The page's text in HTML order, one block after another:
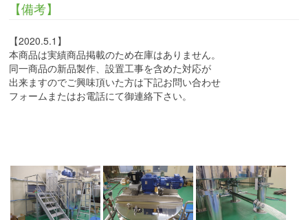
【備考】
【2020.5.1】
本商品は実績商品掲載のため在庫はありません。
同一商品の新品製作、設置工事を含めた対応が
出来ますのでご興味頂いた方は下記お問い合わせ
フォームまたはお電話にて御連絡下さい。